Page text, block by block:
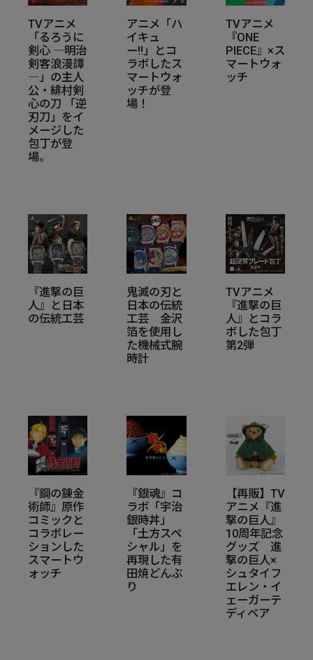
TVアニメ
「るろうに
剣心 ―明治
剣客浪漫譚
―」の主人
公・緋村剣
心の刀 「逆
刃刀」をイ
メージした
包丁が登
場。
アニメ「ハ
イキュ
ー‼」とコ
ラボしたス
マートウォ
ッチが登
場！
TVアニメ
『ONE
PIECE』×ス
マートウォ
ッチ
『進撃の巨
人』と日本
の伝統工芸
鬼滅の刃と
日本の伝統
工芸 金沢
箔を使用し
た機械式腕
時計
TVアニメ
『進撃の巨
人』とコラ
ボした包丁
第2弾
『鋼の錬金
術師』原作
コミックと
コラボレー
ションした
スマートウ
ォッチ
『銀魂』コ
ラボ「宇治
銀時丼」
「土方スペ
シャル」を
再現した有
田焼どんぶ
り
【再販】TV
アニメ『進
撃の巨人』
10周年記念
グッズ 進
撃の巨人×
シュタイフ
エレン・イ
ェーガーテ
ディベア